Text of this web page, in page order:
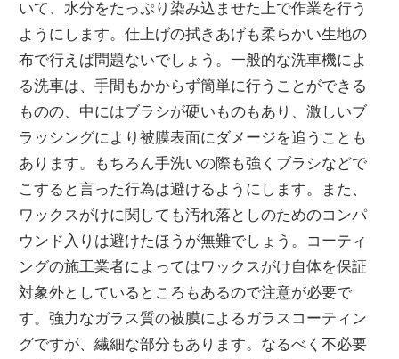
いて、水分をたっぷり染み込ませた上で作業を行う
ようにします。仕上げの拭きあげも柔らかい生地の
布で行えば問題ないでしょう。一般的な洗車機によ
る洗車は、手間もかからず簡単に行うことができる
ものの、中にはブラシが硬いものもあり、激しいブ
ラッシングにより被膜表面にダメージを追うことも
あります。もちろん手洗いの際も強くブラシなどで
こすると言った行為は避けるようにします。また、
ワックスがけに関しても汚れ落としのためのコンパ
ウンド入りは避けたほうが無難でしょう。コーティ
ングの施工業者によってはワックスがけ自体を保証
対象外としているところもあるので注意が必要で
す。強力なガラス質の被膜によるガラスコーティン
グですが、繊細な部分もあります。なるべく不必要